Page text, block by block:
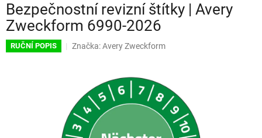
Bezpečnostní revizní štítky | Avery
Zweckform 6990-2026
RUČNÍ POPIS Značka:Avery Zweckform